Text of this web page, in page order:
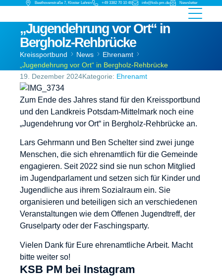
Beethovenstraße 7, Kloster Lehnin +49 3382 70 10 46 info@ksb-pm.de Newsletter
„Jugendehrung vor Ort“ in
Bergholz-Rehbrücke
Kreissportbund News
Ehrenamt
„Jugendehrung vor Ort“ in Bergholz-Rehbrücke
19. Dezember 2024Kategorie: Ehrenamt
Zum Ende des Jahres stand für den Kreissportbund
und den Landkreis Potsdam-Mittelmark noch eine
„Jugendehrung vor Ort“ in Bergholz-Rehbrücke an.
Lars Gehrmann und Ben Schelter sind zwei junge
Menschen, die sich ehrenamtlich für die Gemeinde
engagieren. Seit 2022 sind sie nun schon Mitglied
im Jugendparlament und setzen sich für Kinder und
Jugendliche aus ihrem Sozialraum ein. Sie
organisieren und beteiligen sich an verschiedenen
Veranstaltungen wie dem Offenen Jugendtreff, der
Gruselparty oder der Faschingsparty.
Vielen Dank für Eure ehrenamtliche Arbeit. Macht
bitte weiter so!
KSB PM bei Instagram